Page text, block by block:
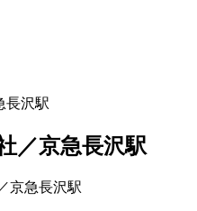
長沢駅
／京急長沢駅